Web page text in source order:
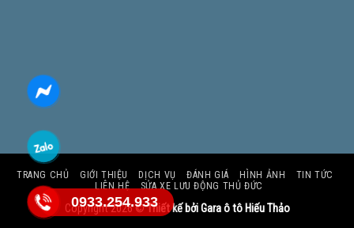
TRANG CHỦ GIỚI THIỆU DỊCH VỤ ĐÁNH GIÁ HÌNH ẢNH
TIN TỨC
LIÊN HỆ
SỬA XE LƯU ĐỘNG THỦ ĐỨC
Copyright 2026 ©Thiết kế bởi Gara ô tô Hiếu Thảo
0933.254.933